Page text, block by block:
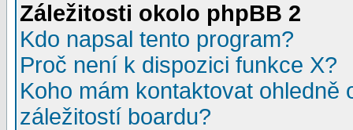
Záležitosti okolo phpBB 2
Kdo napsal tento program?
Proč není k dispozici funkce X?
Koho mám kontaktovat
záležitostí boardu?